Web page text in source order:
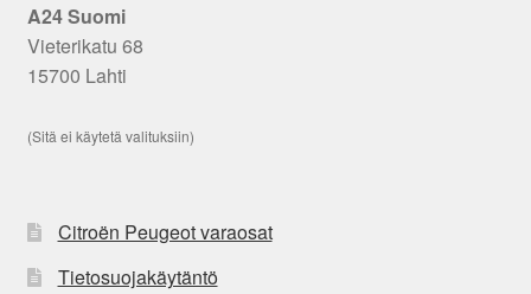
A24 Suomi
Vieterikatu 68
15700 Lahti
(Sitä ei käytetä valituksiin)
Citroën Peugeot varaosat
Tietosuojakäytäntö